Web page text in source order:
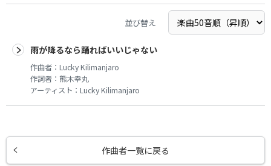
並び替え
雨が降るなら踊ればいいじゃない
作曲者： Lucky Kilimanjaro
作詞者： 熊木幸丸
アーティスト： Lucky Kilimanjaro
作曲者一覧に戻る